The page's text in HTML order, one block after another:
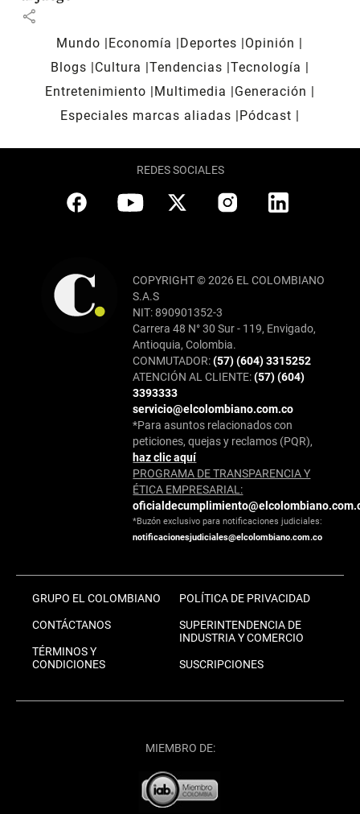
share
Mundo Economía Deportes
Opinión
Blogs
Cultura Tendencias Tecnología
Entretenimiento
Multimedia
Generación
Especiales marcas aliadas
Pódcast
REDES SOCIALES
COPYRIGHT © 2026 EL COLOMBIANO
S.A.S
NIT: 890901352-3
Carrera 48 N° 30 Sur - 119, Envigado,
Antioquia, Colombia.
CONMUTADOR:(57) (604) 3315252
ATENCIÓN AL CLIENTE:(57) (604)
3393333
servicio@elcolombiano.com.co
*Para asuntos relacionados con
peticiones, quejas y reclamos (PQR),
haz clic aquí
PROGRAMA DE TRANSPARENCIA Y
ÉTICA EMPRESARIAL:
*Buzón exclusivo para notificaciones judiciales:
notificacionesjudiciales@elcolombiano.com.co
GRUPO EL COLOMBIANO
CONTÁCTANOS
TÉRMINOS Y
CONDICIONES
POLÍTICA DE PRIVACIDAD
SUPERINTENDENCIA DE
INDUSTRIA Y COMERCIO
SUSCRIPCIONES
MIEMBRO DE: